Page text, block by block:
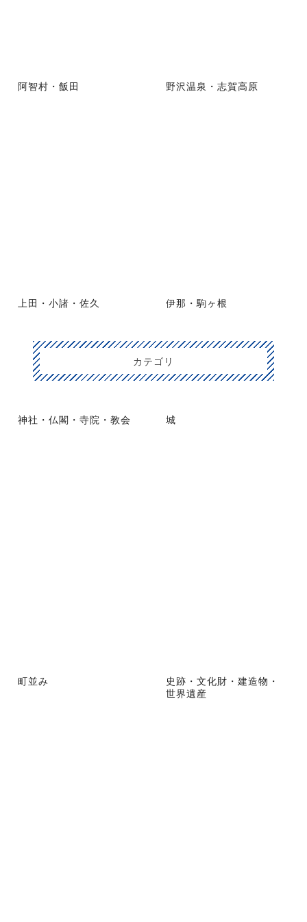
阿智村・飯田 野沢温泉・志賀高原
上田・小諸・佐久 伊那・駒ヶ根
カテゴリ
神社・仏閣・寺院・教会 城
町並み
史跡・文化財・建造物・
世界遺産